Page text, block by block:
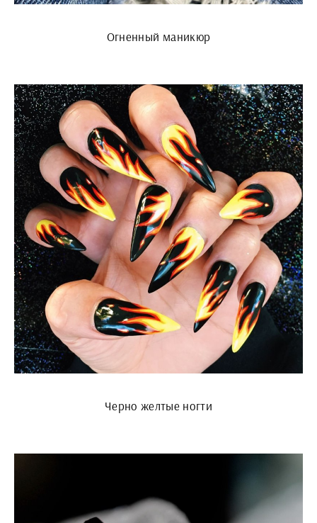
Огненный маникюр
Черно желтые ногти